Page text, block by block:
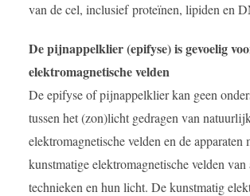
van de cel, inclusief proteïnen, lipiden en
De pijnappelklier (epifyse) is gevoelig
elektromagnetische velden
De epifyse of pijnappelklier kan geen
tussen het (zon)licht gedragen van
elektromagnetische velden en de apparaten
kunstmatige elektromagnetische velden
technieken en hun licht. De kunstmatig